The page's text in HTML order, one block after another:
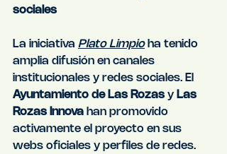
sociales
La iniciativa Plato Limpio ha tenido
amplia difusión en canales
institucionales y redes sociales. El
Ayuntamiento de Las Rozas y Las
Rozas Innova han promovido
activamente el proyecto en sus
webs oficiales y perfiles de redes.